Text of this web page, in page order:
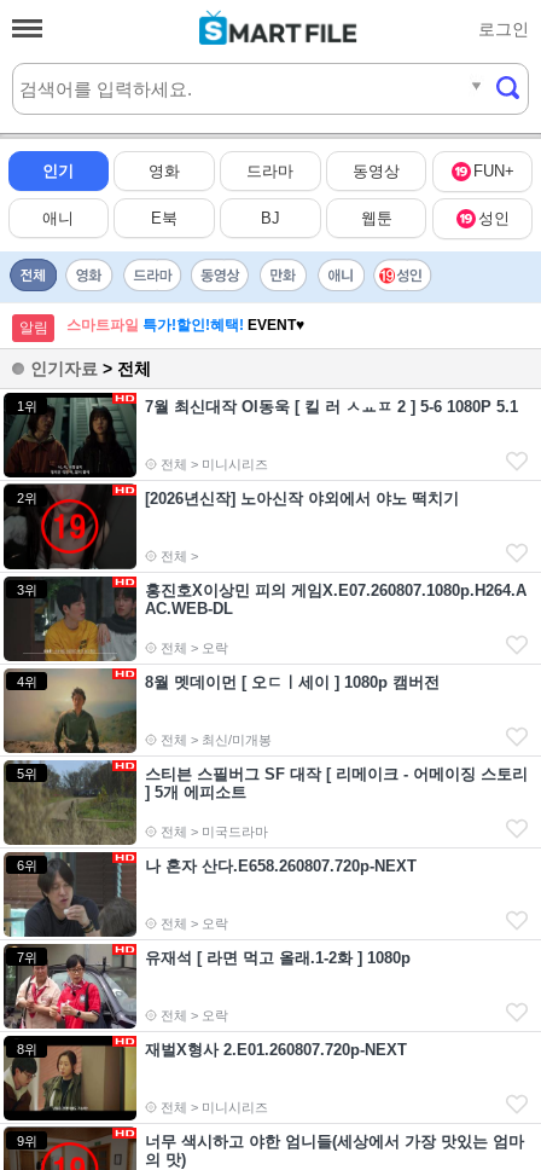
로그인
실시간HOT
인기 영화 드라마 동영상 FUN+
애니 E북 BJ 웹툰 성인
알림 스마트파일 특가!할인!혜택! EVENT♥
인기자료 > 전체
1위 7월 최신대작 Ol동욱 [ 킬 러 ㅅㅛㅍ 2 ] 5-6 1080P 5.1
전체 > 미니시리즈
2위 [2026년신작] 노아신작 야외에서 야노 떡치기
전체 >
3위
홍진호X이상민 피의 게임X.E07.260807.1080p.H264.A
AC.WEB-DL
전체 > 오락
4위 8월 멧데이먼 [ 오ㄷㅣ세이 ] 1080p 캠버전
전체 > 최신/미개봉
5위
스티븐 스필버그 SF 대작 [ 리메이크 - 어메이징 스토리
] 5개 에피소트
전체 > 미국드라마
6위 나 혼자 산다.E658.260807.720p-NEXT
전체 > 오락
7위 유재석 [ 라면 먹고 올래.1-2화 ] 1080p
전체 > 오락
8위 재벌X형사 2.E01.260807.720p-NEXT
전체 > 미니시리즈
9위
너무 색시하고 야한 엄니들(세상에서 가장 맛있는 엄마
의 맛)